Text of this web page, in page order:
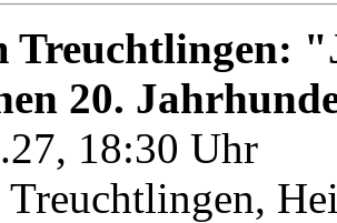
Treuchtlingen:
20.
18:30 Uhr
Treuchtlingen,